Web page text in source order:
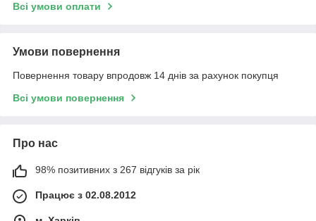
Всі умови оплати
Умови повернення
Повернення товару впродовж 14 днів за рахунок покупця
Всі умови повернення
Про нас
98% позитивних з 267 відгуків за рік
Працює з 02.08.2012